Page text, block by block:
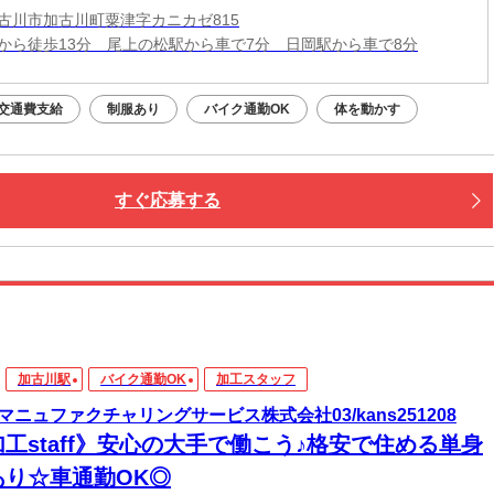
川市加古川町粟津字カニカゼ815
ら徒歩13分 尾上の松駅から車で7分 日岡駅から車で8分
通費支給 制服あり バイク通勤OK 体を動かす
すぐ応募する
加古川駅 バイク通勤OK 加工スタッフ
ニュファクチャリングサービス株式会社03/kans251208
工staff》安心の大手で働こう♪格安で住める単身
り☆車通勤OK◎